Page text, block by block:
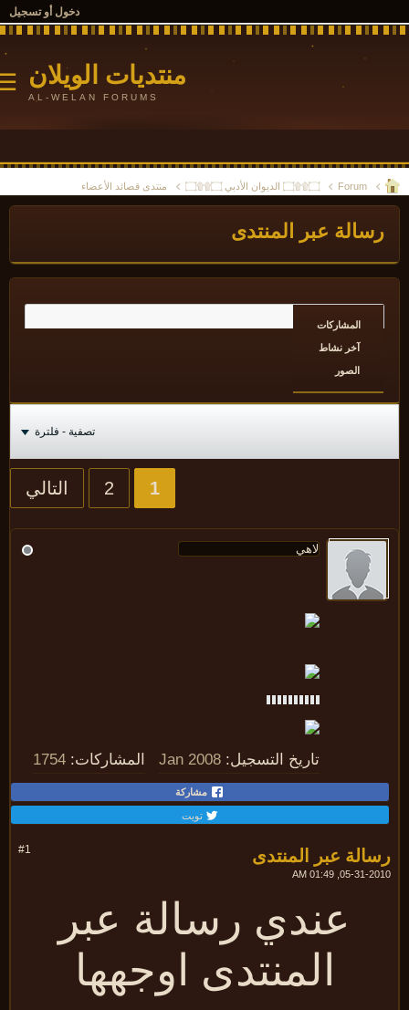
دخول أو تسجيل
منتديات الويلان
AL-WELAN FORUMS
☰
Forum ۝۩۩۝ الديوان الأدبي ۝۩۩۝ منتدى قصائد الأعضاء
عبر المنتدى
المشاركات
آخر نشاط
تصفية - فلترة
التالي
تاريخ التسجيل: Jan 2008 المشاركات: 1754
مشاركة
تويت
عبر المنتدى
05-31-2010,
عندي رسالة عبر
المنتدى اوجهها